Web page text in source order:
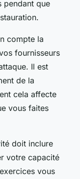
pendant que
compte la
fournisseurs
Il est
de la
cela affecte
vous faites
doit inclure
votre capacité
vous